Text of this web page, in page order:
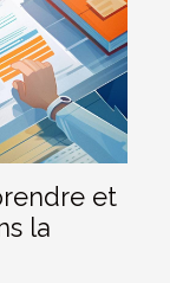
et
la